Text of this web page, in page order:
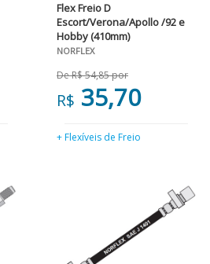
Flex Freio D
Escort/Verona/Apollo /92 e
Hobby (410mm)
NORFLEX
De R$ 54,85 por
R$ 35,70
+ Flexíveis de Freio